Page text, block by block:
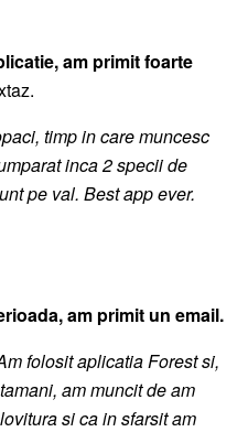
am primit foarte
timp in care muncesc
inca 2 specii de
pe val. Best app ever.
am primit un email.
folosit aplicatia Forest si,
am muncit de am
si ca in sfarsit am